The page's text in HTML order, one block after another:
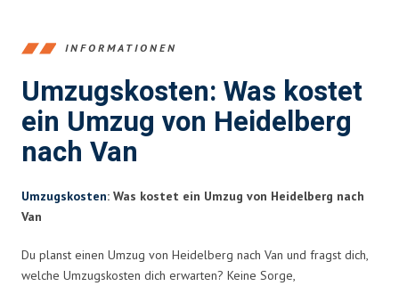
INFORMATIONEN
Umzugskosten: Was kostet
ein Umzug von Heidelberg
nach Van
Umzugskosten: Was kostet ein Umzug von Heidelberg nach
Van
Du planst einen Umzug von Heidelberg nach Van und fragst dich,
welche Umzugskosten dich erwarten? Keine Sorge,